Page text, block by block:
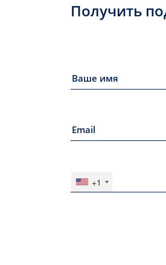
Получить
+1